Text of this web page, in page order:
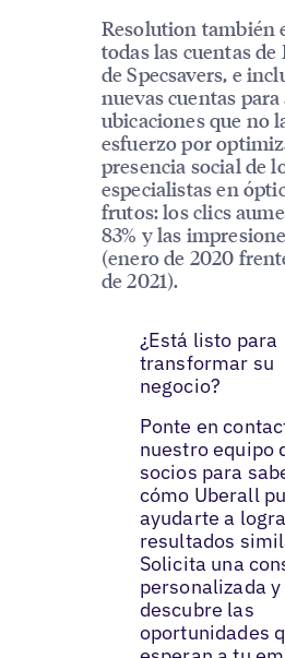
Resolution también
todas las cuentas de
de Specsavers, e
nuevas cuentas
ubicaciones que no
esfuerzo por
presencia social de
especialistas en
frutos: los clics
83% y las
(enero de 2020
de 2021).
¿Está listo para
transformar su
negocio?
Ponte en
nuestro equipo
socios para
cómo Uberall
ayudarte a
resultados
Solicita una
personalizada y
descubre las
oportunidades